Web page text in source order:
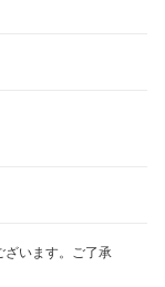
います。ご了承